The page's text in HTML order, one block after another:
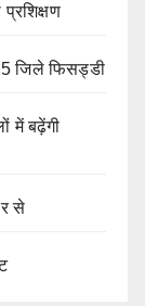
जिले फिसड्डी
में बढ़ेंगी
से